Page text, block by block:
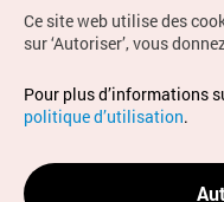
Droits d’auteur (c)
Tous droits réservés.
Pour les rapports
adressez vos
info.ontc@gmail.com
Ce site web utilise des
sur ‘Autoriser’, vous
Pour plus d’informations
politique d’utilisation.